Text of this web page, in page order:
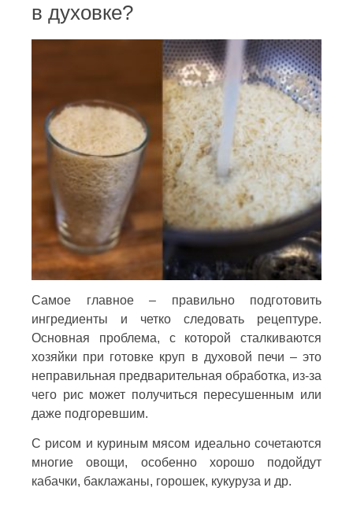
в духовке?
Самое главное – правильно подготовить
ингредиенты и четко следовать рецептуре.
Основная проблема, с которой сталкиваются
хозяйки при готовке круп в духовой печи – это
неправильная предварительная обработка, из-за
чего рис может получиться пересушенным или
даже подгоревшим.
С рисом и куриным мясом идеально сочетаются
многие овощи, особенно хорошо подойдут
кабачки, баклажаны, горошек, кукуруза и др.